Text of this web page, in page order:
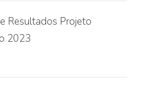
Resultados Projeto
2023